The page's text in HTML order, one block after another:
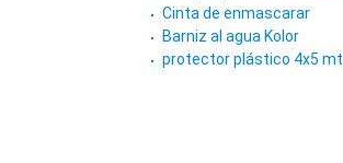
Cinta de enmascarar
Barniz al agua Kolor
protector plástico 4x5 mt